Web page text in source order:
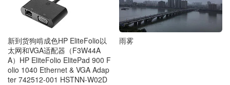
新到货狗啃成色HP EliteFolio以
太网和VGA适配器（F3W44A
A）HP EliteFolio ElitePad 900 F
olio 1040 Ethernet & VGA Adap
ter 742512-001 HSTNN-W02D
雨雾